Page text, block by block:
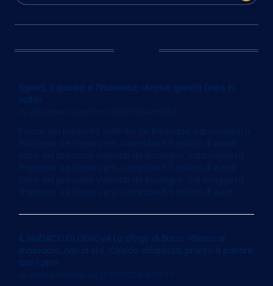
Sgarbi, il quadro e l’inchiesta: «Anche questa finirà in
nulla»
on 13/05/2024 at 06:07
Il caso del presunto Valentin de Boulogne, caravaggista
francese: se fosse vero, varrebbe 5,5 milioni di euroIl
caso del presunto Valentin de Boulogne, caravaggista
francese: se fosse vero, varrebbe 5,5 milioni di euroIl
caso del presunto Valentin de Boulogne, caravaggista
francese: se fosse vero, varrebbe 5,5 milioni di euro
IL SINDACO DI GENOVA Lo sfogo di Bucci: «Gioco al
massacro, non ci sto. Chiedo chiarezza, pronto a parlare
con i pm»
Marco Imarisio on 13/05/2024 at 06:07